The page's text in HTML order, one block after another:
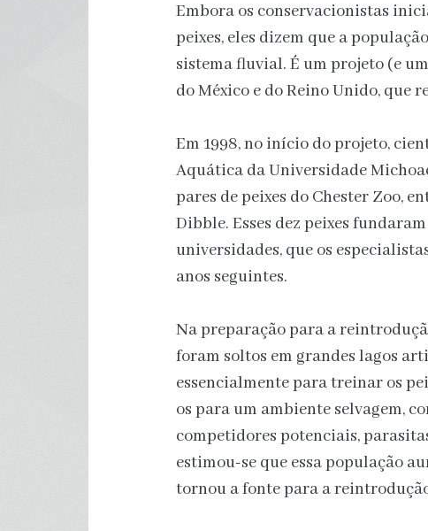
Embora os conservacionistas
peixes, eles dizem que a
sistema fluvial. É um projeto (e
do México e do Reino Unido, que
Em 1998, no início do projeto,
Aquática da Universidade
pares de peixes do Chester Zoo,
Dibble. Esses dez peixes
universidades, que os
anos seguintes.
Na preparação para a
foram soltos em grandes lagos
essencialmente para treinar os
os para um ambiente selvagem,
competidores potenciais,
estimou-se que essa população
tornou a fonte para a